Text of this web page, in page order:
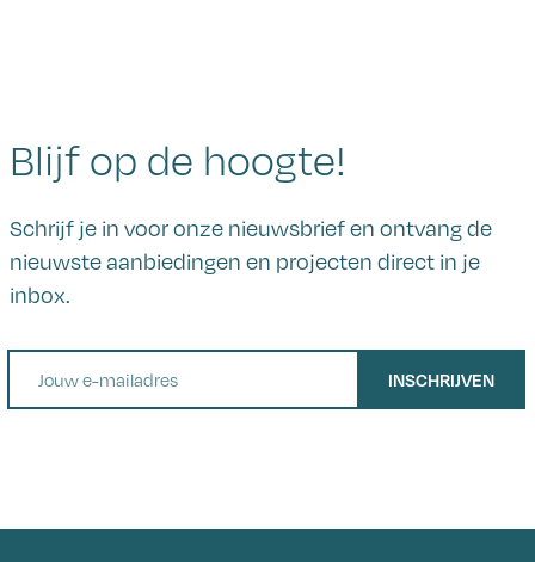
Blijf op de hoogte!
Schrijf je in voor onze nieuwsbrief en ontvang de
nieuwste aanbiedingen en projecten direct in je
inbox.
INSCHRIJVEN